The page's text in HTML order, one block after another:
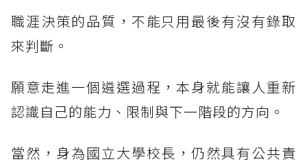
職涯決策的品質，不能只用最後有沒有錄取
來判斷。
願意走進一個遴選過程，本身就能讓人重新
認識自己的能力、限制與下一階段的方向。
當然，身為國立大學校長，仍然具有公共責